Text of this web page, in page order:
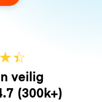
★☆
★
veilig
(300k+)